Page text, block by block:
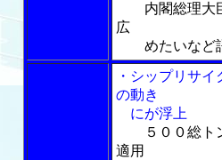
内閣総理大
広
めたいなど
・シップリサ
の動き
にが浮上
５００総
適用